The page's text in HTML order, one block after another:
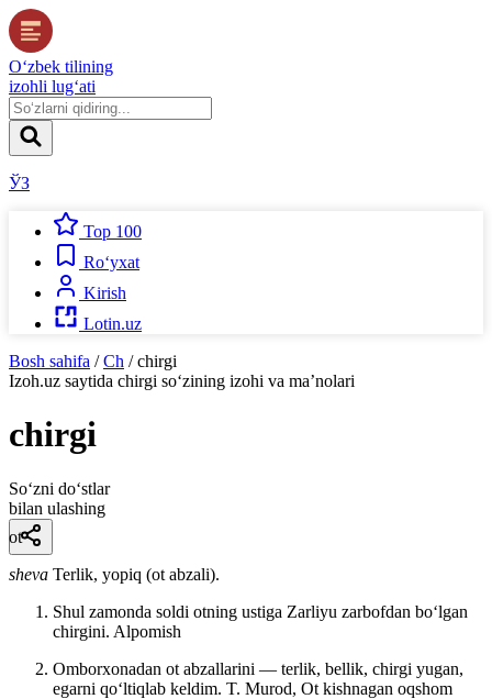
O‘zbek tilining
izohli lug‘ati
ЎЗ
Top 100
Ro‘yxat
Kirish
Lotin.uz
Bosh sahifa / Ch / chirgi
Izoh.uz saytida chirgi so‘zining izohi va ma’nolari
chirgi
So‘zni do‘stlar
bilan ulashing
ot
sheva Terlik, yopiq (ot abzali).
Shul zamonda soldi otning ustiga Zarliyu zarbofdan boʻlgan
chirgini. Alpomish
Omborxonadan ot abzallarini — terlik, bellik, chirgi yugan,
egarni qoʻltiqlab keldim. T. Murod, Ot kishnagan oqshom